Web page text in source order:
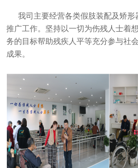
我司主要经营各类假肢装配及矫形
推广工作。坚持以一切为伤残人士着
务的目标帮助残疾人平等充分参与社
成果。